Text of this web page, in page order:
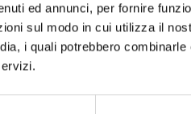
ed annunci, per fornire
sul modo in cui utilizza il
i quali potrebbero
GARE